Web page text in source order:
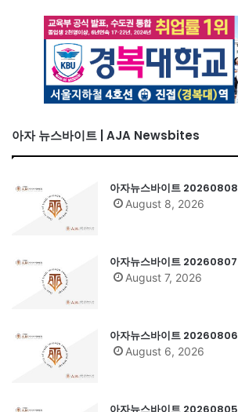
아자 뉴스바이트 | AJA Newsbites
아자뉴스바이트 20260808
August 8, 2026
아자뉴스바이트 20260807
August 7, 2026
아자뉴스바이트 20260806
August 6, 2026